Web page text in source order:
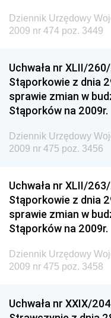
Dziennik Urzędowy
i Gospodarki Morskiej
Dziennik Urzędowy
Dziennik Urzędowy
Antykorupcyjnego
Wewnętrznego
Dziennik Urzędowy
Dziennik Urzędowy
Krajowych i
Dziennik Urzędowy
Dziennik Urzędowy
Dziennik Urzędowy
Dziennik Urzędowy
2009 nr 474 poz. 3449
Uchwała nr XLII/
Stąporkowie z dnia
sprawie zmian w
Stąporków na 2009r.
Dziennik Urzędowy
2009 nr 475 poz. 3456
Uchwała nr XLII/
Stąporkowie z dnia
sprawie zmian w
Stąporków na 2009r.
Dziennik Urzędowy
2009 nr 475 poz. 3458
Uchwała nr XXIX/